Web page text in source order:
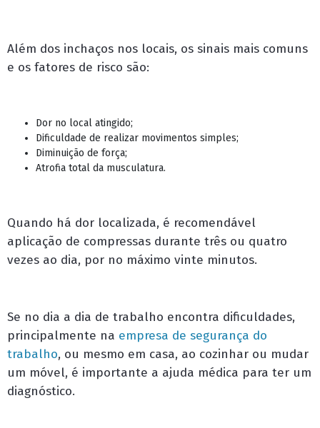
Além dos inchaços nos locais, os sinais mais comuns
e os fatores de risco são:
Dor no local atingido;
Dificuldade de realizar movimentos simples;
Diminuição de força;
Atrofia total da musculatura.
Quando há dor localizada, é recomendável
aplicação de compressas durante três ou quatro
vezes ao dia, por no máximo vinte minutos.
Se no dia a dia de trabalho encontra dificuldades,
principalmente na empresa de segurança do
trabalho, ou mesmo em casa, ao cozinhar ou mudar
um móvel, é importante a ajuda médica para ter um
diagnóstico.